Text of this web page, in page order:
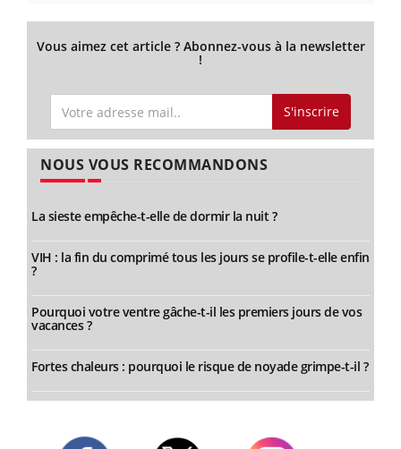
Vous aimez cet article ? Abonnez-vous à la newsletter
!
S'inscrire
NOUS VOUS RECOMMANDONS
La sieste empêche-t-elle de dormir la nuit ?
VIH : la fin du comprimé tous les jours se profile-t-elle enfin
?
Pourquoi votre ventre gâche-t-il les premiers jours de vos
vacances ?
Fortes chaleurs : pourquoi le risque de noyade grimpe-t-il ?